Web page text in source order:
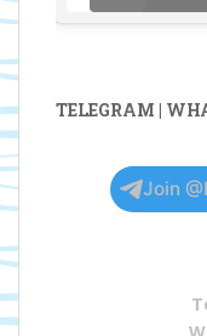
TELEGRAM |
Join